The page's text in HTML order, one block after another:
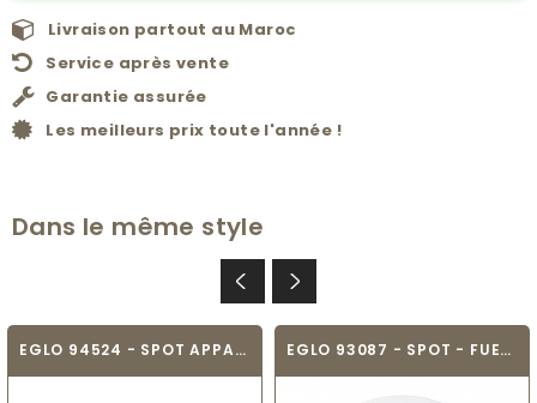
Livraison partout au Maroc
Service après vente
Garantie assurée
Les meilleurs prix toute l'année !
Dans le même style
EGLO 94524 - SPOT APPARENT - FUEVA 1 EGLO 93087 - SPOT - FUEVA